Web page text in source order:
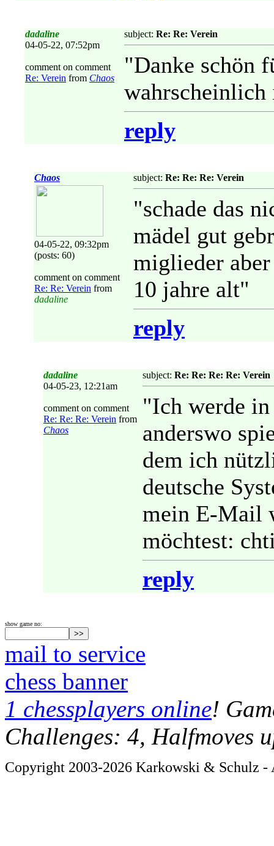
dadaline
04-05-22, 07:52pm
comment on comment
Re: Verein from Chaos
subject: Re: Re: Verein
"Danke schön
wahrscheinlich
reply
Chaos
04-05-22, 09:32pm
(posts: 60)
comment on comment
Re: Re: Verein from
dadaline
subject: Re: Re: Re: Verein
"schade das
mädel gut
miglieder
10 jahre alt"
reply
dadaline
04-05-23, 12:21am
comment on comment
Re: Re: Re: Verein from
Chaos
subject: Re: Re: Re: Re: Verein
"Ich werde in
anderswo
dem ich
deutsche
mein E-Mail
möchtest:
reply
show game no:
mail to service
chess banner
1 chessplayers online!
Challenges: 4, Halfmoves
Copyright 2003-2026 Karkowski & Schulz